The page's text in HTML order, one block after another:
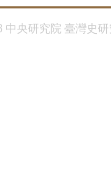
中央研究院 臺灣史